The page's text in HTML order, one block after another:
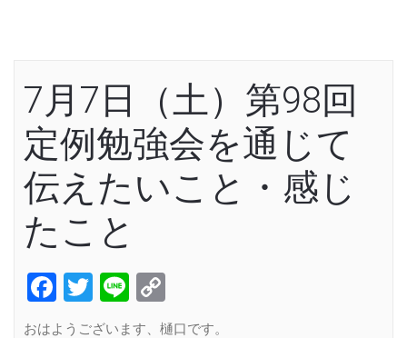
7月7日（土）第98回
定例勉強会を通じて
伝えたいこと・感じ
たこと
Facebook
Twitter
Line
Link
おはようございます、樋口です。